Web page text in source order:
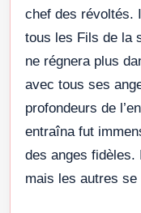
chef des révoltés.
tous les Fils de la
ne régnera plus
avec tous ses
profondeurs de
entraîna fut
des anges fidèles.
mais les autres